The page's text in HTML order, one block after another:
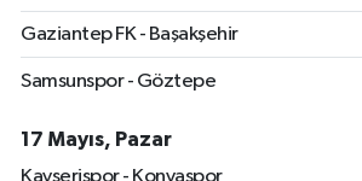
Gaziantep FK - Başakşehir
Samsunspor - Göztepe
17 Mayıs, Pazar